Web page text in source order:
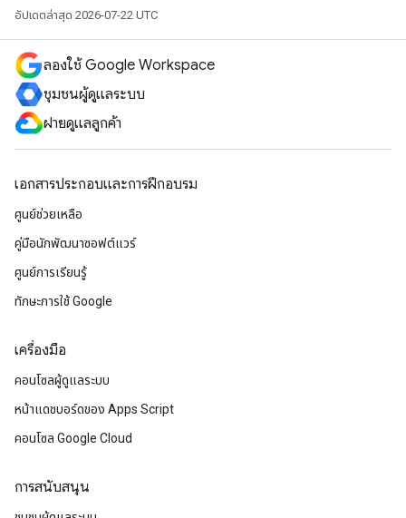
อัปเดตล่าสุด 2026-07-22 UTC
ลองใช้ Google Workspace
ชุมชนผู้ดูแลระบบ
ฝ่ายดูแลลูกค้า
เอกสารประกอบและการฝึกอบรม
ศูนย์ช่วยเหลือ
คู่มือนักพัฒนาซอฟต์แวร์
ศูนย์การเรียนรู้
ทักษะการใช้ Google
เครื่องมือ
คอนโซลผู้ดูแลระบบ
หน้าแดชบอร์ดของ Apps Script
คอนโซล Google Cloud
การสนับสนุน